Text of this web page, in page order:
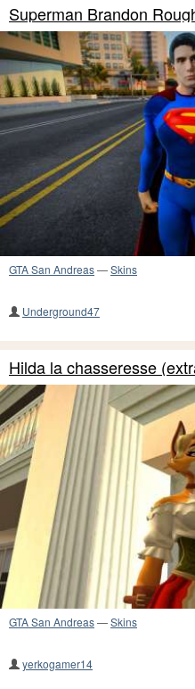
Superman Brandon
GTA San Andreas—Skins
Underground47
Hilda la chasseresse
GTA San Andreas—Skins
yerkogamer14